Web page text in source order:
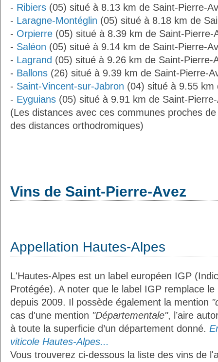
- Ribiers (05) situé à 8.13 km de Saint-Pierre-
- Laragne-Montéglin (05) situé à 8.18 km de
- Orpierre (05) situé à 8.39 km de Saint-Pierre-
- Saléon (05) situé à 9.14 km de Saint-Pierre-
- Lagrand (05) situé à 9.26 km de Saint-Pierre-
- Ballons (26) situé à 9.39 km de Saint-Pierre-
- Saint-Vincent-sur-Jabron (04) situé à 9.55 km
- Eyguians (05) situé à 9.91 km de Saint-
(Les distances avec ces communes proches
des distances orthodromiques)
Vins de Saint-Pierre-Avez
Appellation Hautes-Alpes
L'Hautes-Alpes est un label européen IGP
Protégée). A noter que le label IGP remplace
depuis 2009. Il possède également la mention
cas d'une mention "Départementale", l’aire
à toute la superficie d’un département donné.
viticole Hautes-Alpes...
Vous trouverez ci-dessous la liste des vins de